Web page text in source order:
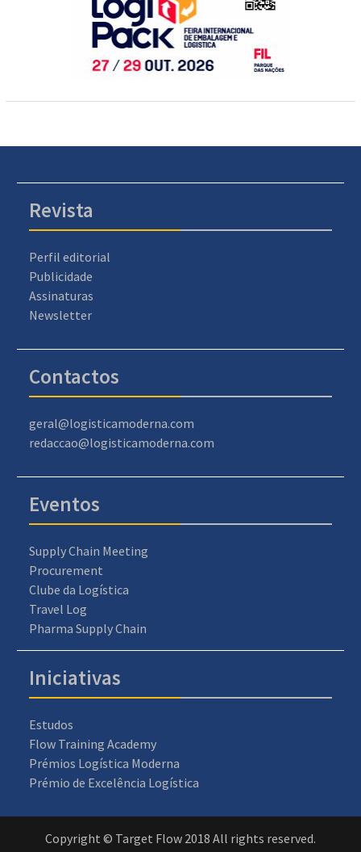
Revista
Perfil editorial
Publicidade
Assinaturas
Newsletter
Contactos
geral@logisticamoderna.com
redaccao@logisticamoderna.com
Eventos
Supply Chain Meeting
Procurement
Clube da Logística
Travel Log
Pharma Supply Chain
Iniciativas
Estudos
Flow Training Academy
Prémios Logística Moderna
Prémio de Excelência Logística
Copyright © Target Flow 2018 All rights reserved.